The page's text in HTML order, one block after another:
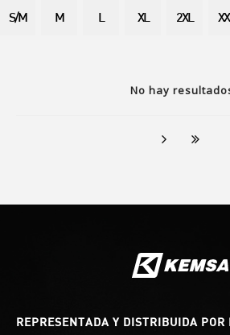
No hay
S/M M L XL 2XL
REPRESENTADA Y DISTRIBUIDA POR